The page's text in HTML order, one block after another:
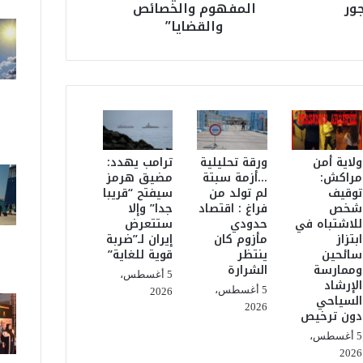
ر
س
ي
ي
ت
المفهوم والخصائص
والقضايا”
ولاية أمن
مراكش:
توقيف
شخص
للاشتباه في
ابتزاز
سائحين
وممارسة
الإرشاد
السياحي
دون ترخيص
5 أغسطس،
2026
ورقة تحليلية
…أزمة سبتة
لم تولد من
فراغ : اقتصاد
حدودي
مأزوم كان
ينتظر
الشرارة
5 أغسطس،
2026
ترامب يهدد:
مضيق هرمز
سيفتح “قريبا
جدا” وإلا
ستتعرض
إيران لـ”ضربة
قوية للغاية”
5 أغسطس،
2026